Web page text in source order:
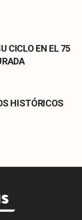
CICLO EN EL 75
HISTÓRICOS